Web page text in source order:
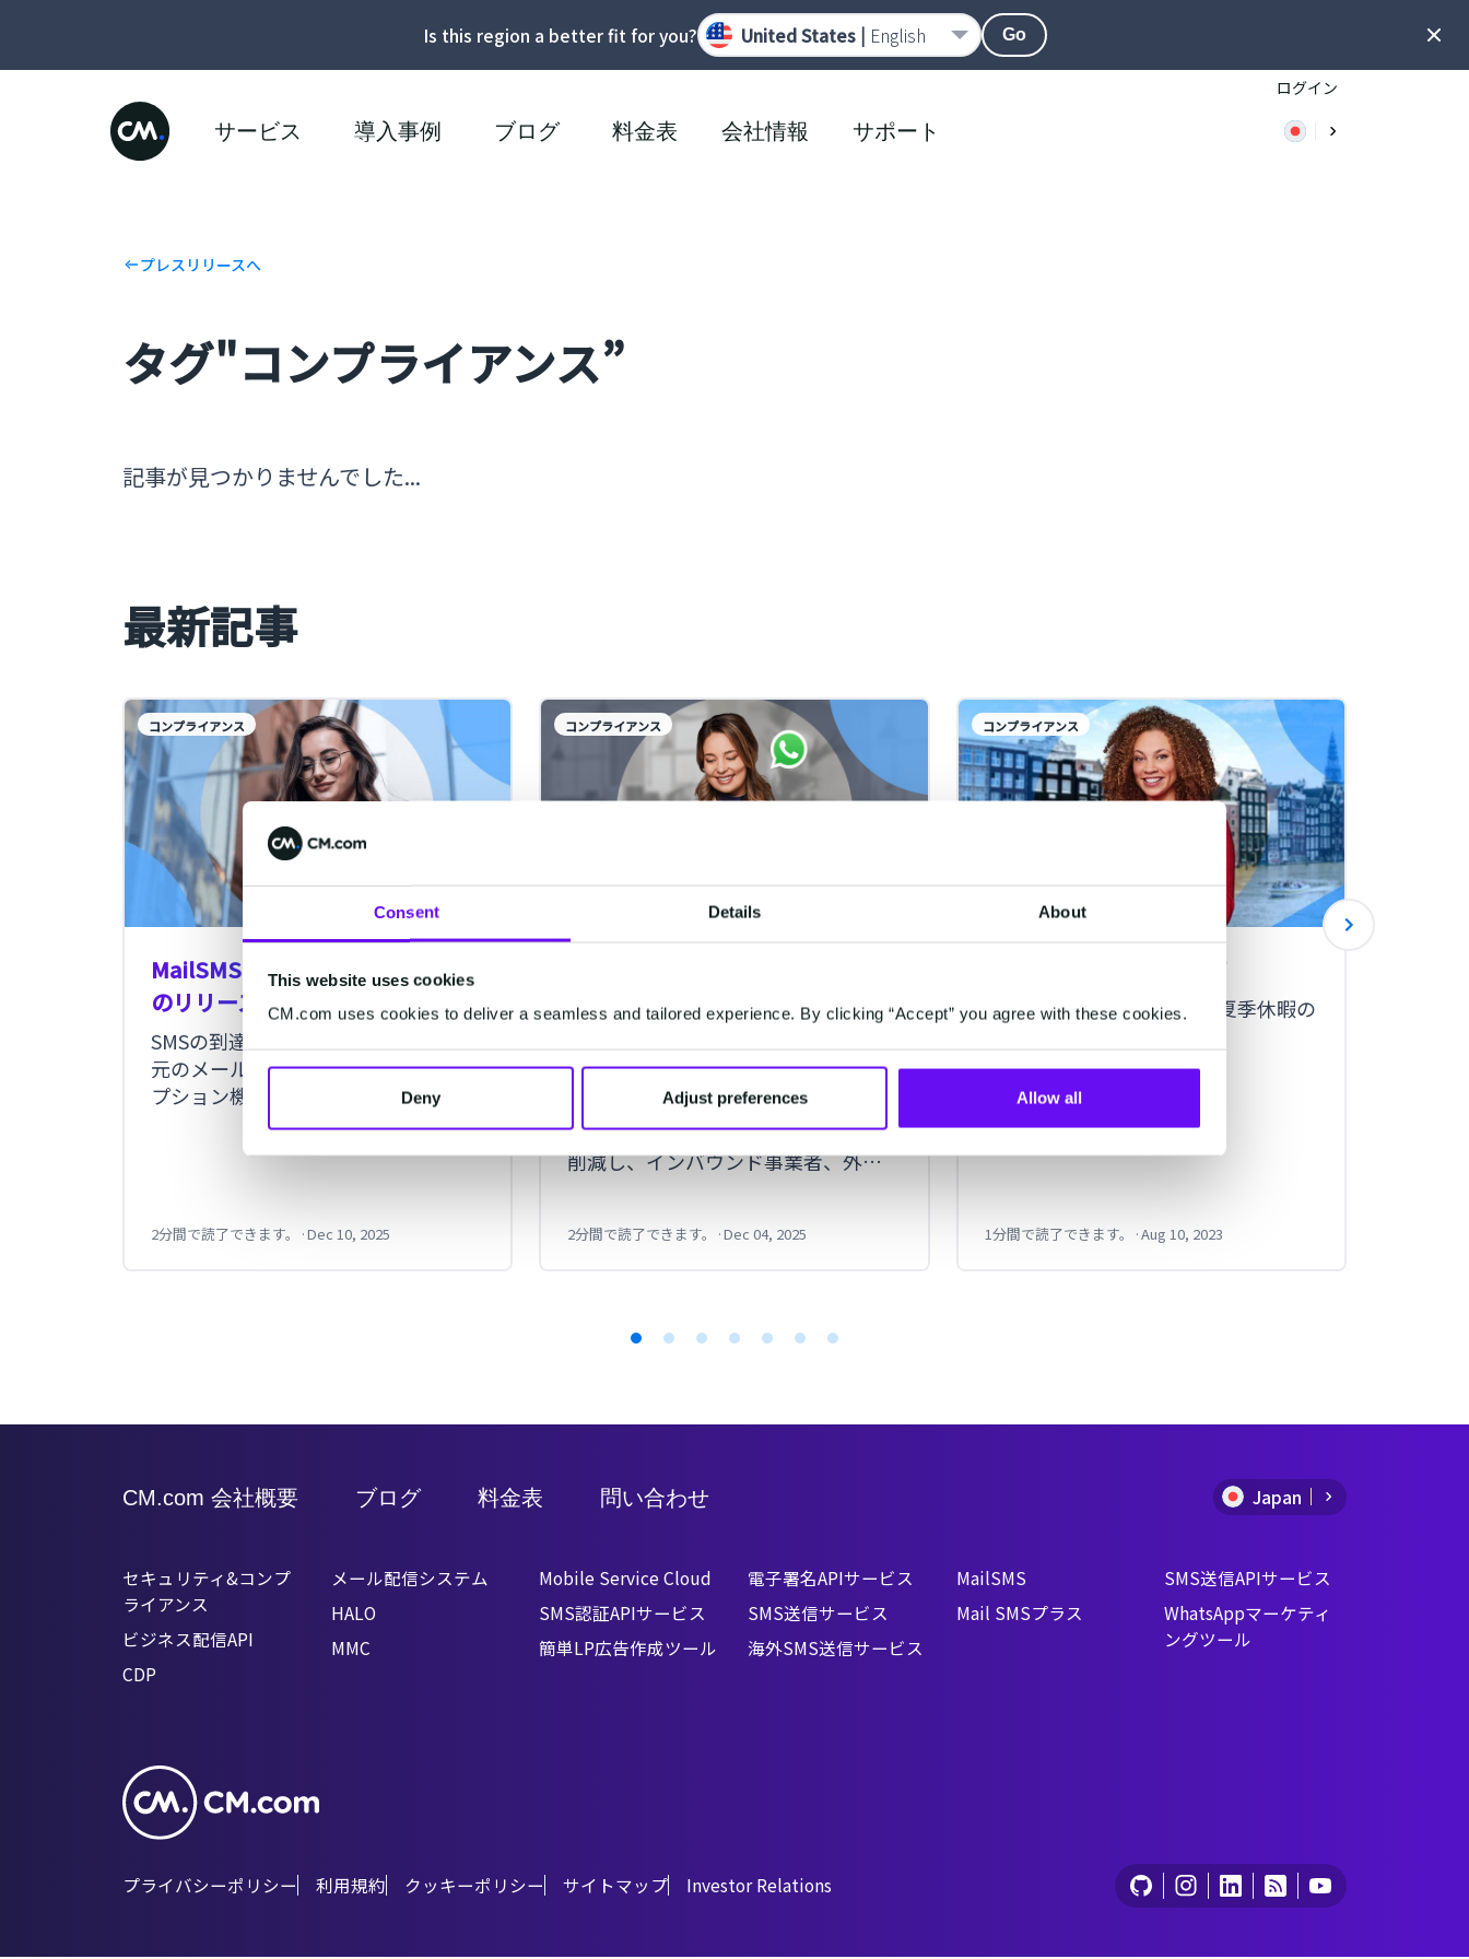
Consent Details About
This website uses cookies
CM.com uses cookies to deliver a seamless and tailored experience. By clicking “Accept” you agree with these cookies.
Deny Adjust preferences Allow all
ログイン
サービス 導入事例 ブログ 料金表 会社情報 サポート
プレスリリースへ
タグ"コンプライアンス”
記事が見つかりませんでした...
最新記事
コンプライアンス
MailSMSの到達・不到達レポート
のリリース
SMSの到達・不到達の送信結果を送信
元のメールアドレスで受信できるオ
プション機能の登場でより利便性が
アップする、MailSMSの到達・不到達
レポートオプション機能に関するリ
2分間で読了できます。 ·Dec 10, 2025
コンプライアンス
管理画面で利用できるサービス
機能が新搭載！
企業がWhatsAppユーザーとやり取り
をする際の多言語対応の負担を大幅
削減し、インバウンド事業者、外国
有運用がより簡単に。
2分間で読了できます。 ·Dec 04, 2025
コンプライアンス
2023年夏季休暇について
CM.com Japan株式会社、夏季休暇の
1分間で読了できます。 ·Aug 10, 2023
CM.com 会社概要 ブログ 料金表 問い合わせ Japan
セキュリティ&コンプ
ライアンス
ビジネス配信API
CDP
メール配信システム
HALO
MMC
Mobile Service Cloud
SMS認証APIサービス
簡単LP広告作成ツール
電子署名APIサービス
SMS送信サービス
海外SMS送信サービス
MailSMS
Mail SMSプラス
SMS送信APIサービス
WhatsAppマーケティ
ングツール
プライバシーポリシー 利用規約 クッキーポリシー サイトマップ Investor Relations
Is this region a better fit for you? United States | English Go